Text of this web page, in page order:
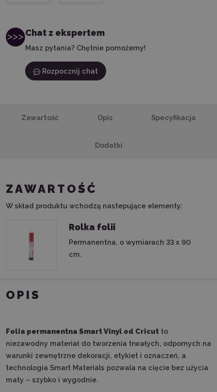
Chat z ekspertem
Masz pytania? Chętnie pomożemy!
Rozpocznij chat
Zawartość Opis Specyfikacja
Dodatki
ZAWARTOŚĆ
W skład produktu wchodzą nastepujące elementy:
Rolka folii
Permanentna, o wymiarach 33 x 90
cm.
OPIS
Folia permanentna Smart Vinyl od Cricut to
niezawodny materiał do tworzenia trwałych, odpornych na
warunki zewnętrzne dekoracji, etykiet i oznaczeń, a
technologia Smart Materials pozwala na cięcie bez użycia
maty – szybko i wygodnie.